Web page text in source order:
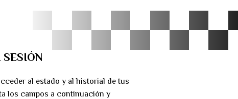
al estado y al historial de tus
los campos a continuación y